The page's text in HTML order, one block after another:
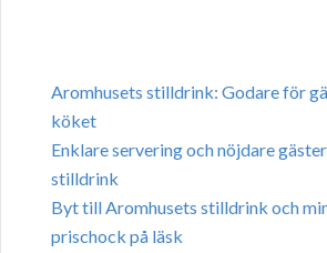
Aromhusets stilldrink: Godare för
köket
Enklare servering och nöjdare
stilldrink
Byt till Aromhusets stilldrink och
prischock på läsk